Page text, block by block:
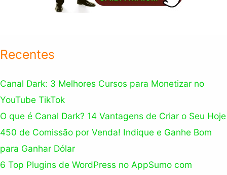
Recentes
Canal Dark: 3 Melhores Cursos para Monetizar no
YouTube TikTok
O que é Canal Dark? 14 Vantagens de Criar o Seu Hoje
450 de Comissão por Venda! Indique e Ganhe Bom
para Ganhar Dólar
6 Top Plugins de WordPress no AppSumo com